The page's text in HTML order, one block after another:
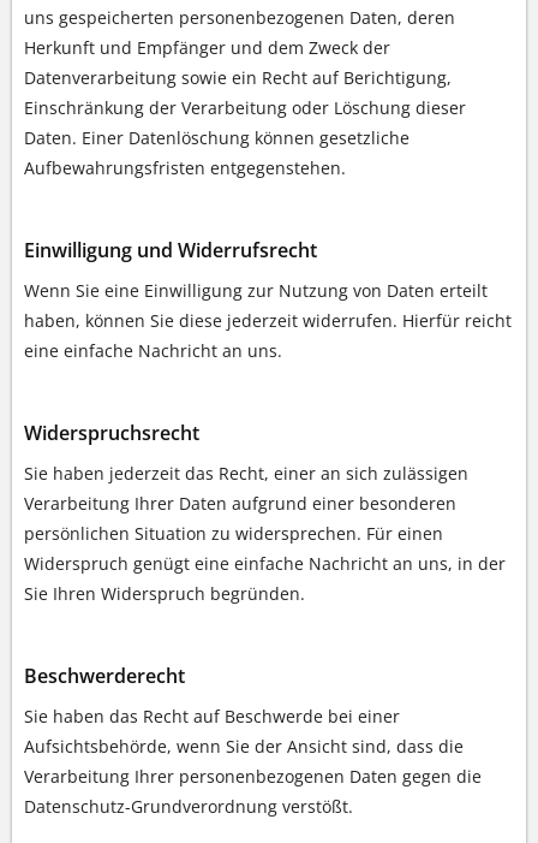
uns gespeicherten personenbezogenen Daten, deren
Herkunft und Empfänger und dem Zweck der
Datenverarbeitung sowie ein Recht auf Berichtigung,
Einschränkung der Verarbeitung oder Löschung dieser
Daten. Einer Datenlöschung können gesetzliche
Aufbewahrungsfristen entgegenstehen.
Einwilligung und Widerrufsrecht
Wenn Sie eine Einwilligung zur Nutzung von Daten erteilt
haben, können Sie diese jederzeit widerrufen. Hierfür reicht
eine einfache Nachricht an uns.
Widerspruchsrecht
Sie haben jederzeit das Recht, einer an sich zulässigen
Verarbeitung Ihrer Daten aufgrund einer besonderen
persönlichen Situation zu widersprechen. Für einen
Widerspruch genügt eine einfache Nachricht an uns, in der
Sie Ihren Widerspruch begründen.
Beschwerderecht
Sie haben das Recht auf Beschwerde bei einer
Aufsichtsbehörde, wenn Sie der Ansicht sind, dass die
Verarbeitung Ihrer personenbezogenen Daten gegen die
Datenschutz-Grundverordnung verstößt.